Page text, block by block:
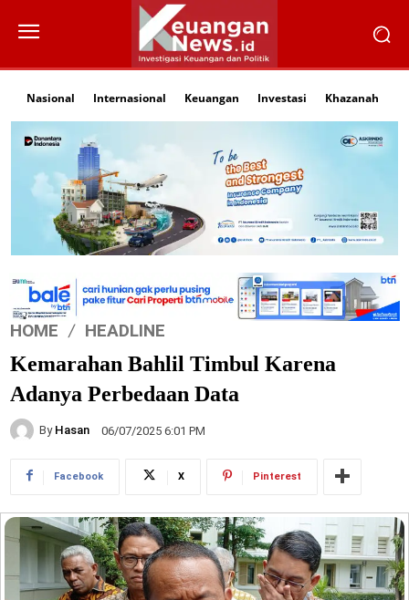
Nasional Internasional Keuangan Investasi Khazanah
HOME HEADLINE
Kemarahan Bahlil Timbul Karena
Adanya Perbedaan Data
By Hasan 06/07/2025 6:01 PM
Facebook X Pinterest